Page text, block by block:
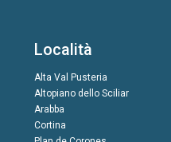
Località
Alta Val Pusteria
Altopiano dello Sciliar
Arabba
Cortina